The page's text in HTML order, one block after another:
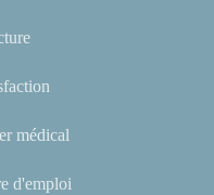
médical
d'emploi